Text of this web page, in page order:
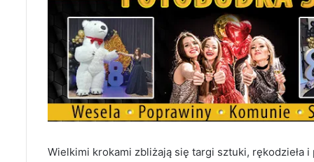
Wielkimi krokami zbliżają się targi sztuki,